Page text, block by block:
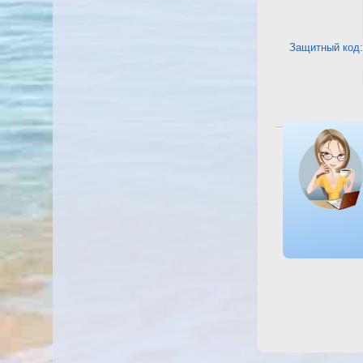
Защитный код:
Посмотреть